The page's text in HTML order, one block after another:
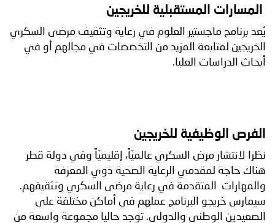
المسارات المستقبلية للخريجين
يُعد برنامج ماجستير العلوم في رعاية وتثقيف مرضى السكري
الخريجين لمتابعة المزيد من التخصصات في مجالهم أو في
أبحاث الدراسات العليا.
الفرص الوظيفية للخريجين
نظرا لانتشار مرض السكري عالميّاً، إقليميّاً وفي دولة قطر
هناك حاجة لمقدمي الرعاية الصحية ذوي المعرفة
والمهارات المتقدمة في رعاية مرضى السكري وتثقيفهم.
سيمارس خريجو البرنامج عملهم في أماكن مختلفة على
الصعيدين الوطني والدولي. توجد حاليا مجموعة واسعة من